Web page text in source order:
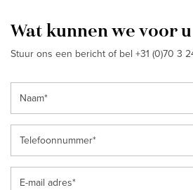
Wat kunnen we voor
Stuur ons een bericht of bel +31 (0)70 3